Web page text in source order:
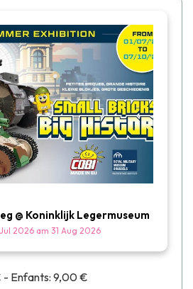
@ Koninklijk Legermuseum
2026 am 31 Aug 2026
- Enfants: 9,00 €